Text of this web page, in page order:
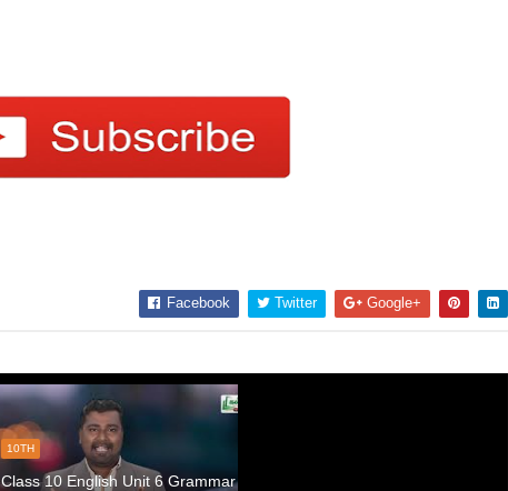
Facebook Twitter Google+
10TH
Class 10 English Unit 6 Grammar